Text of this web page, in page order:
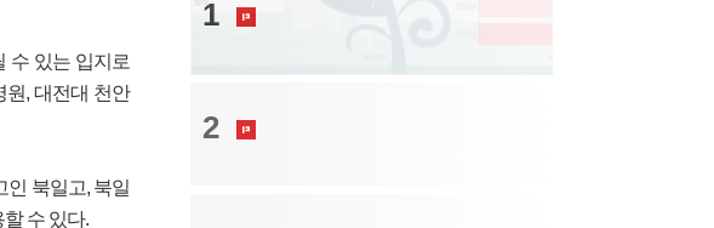
수 있는 입지로
원, 대전대 천안
인 북일고, 북일
수 있다.
1
2